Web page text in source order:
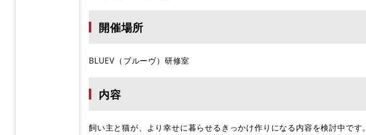
開催場所
BLUEV（ブルーヴ）研修室
内容
飼い主と猫が、より幸せに暮らせるきっかけ作りになる内容を検討中です。